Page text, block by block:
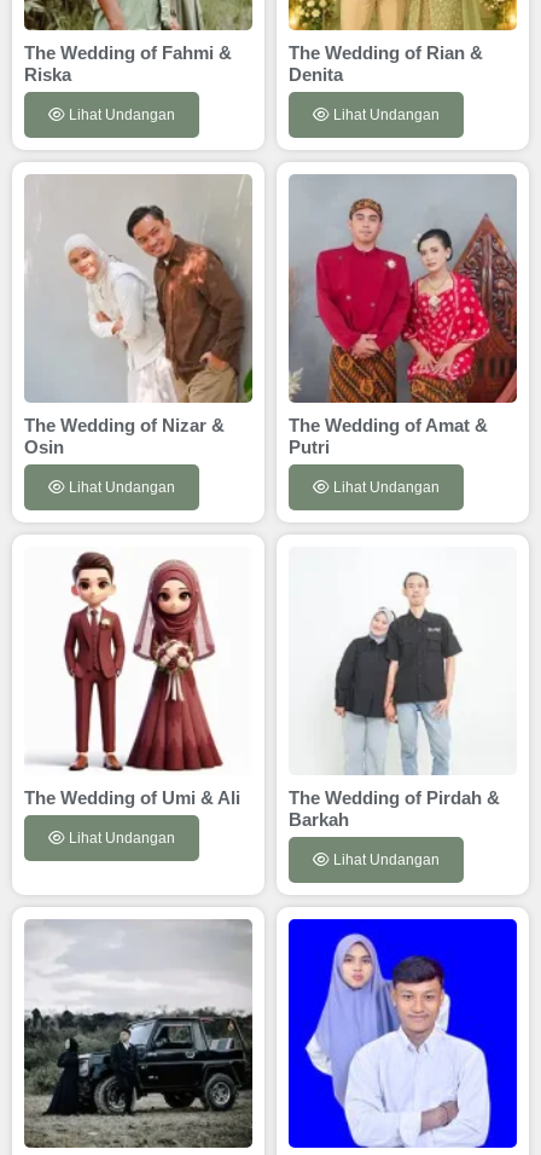
The Wedding of Fahmi &
Riska
Lihat Undangan
The Wedding of Rian &
Denita
Lihat Undangan
The Wedding of Nizar &
Osin
Lihat Undangan
The Wedding of Amat &
Putri
Lihat Undangan
The Wedding of Umi & Ali
Lihat Undangan
The Wedding of Pirdah &
Barkah
Lihat Undangan